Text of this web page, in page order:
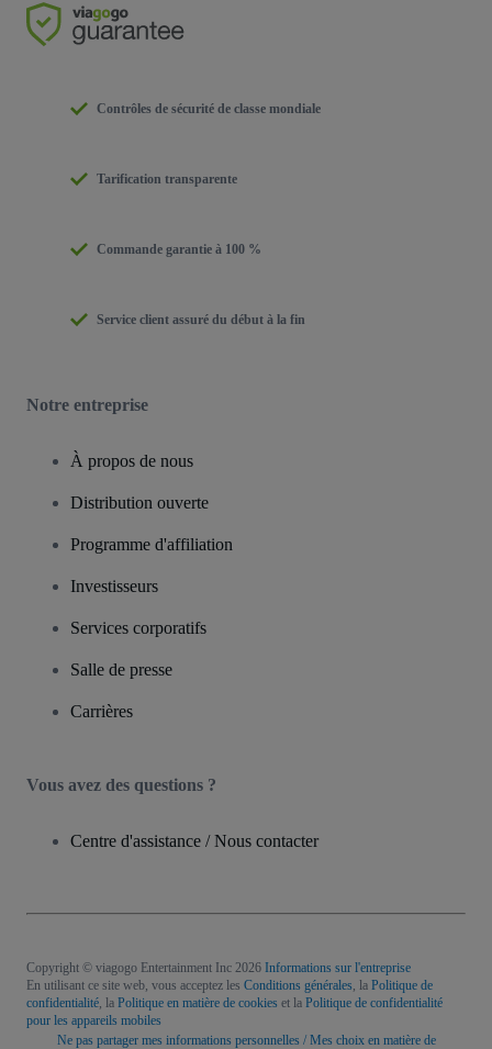
Contrôles de sécurité de classe mondiale
Tarification transparente
Commande garantie à 100 %
Service client assuré du début à la fin
Notre entreprise
À propos de nous
Distribution ouverte
Programme d'affiliation
Investisseurs
Services corporatifs
Salle de presse
Carrières
Vous avez des questions ?
Centre d'assistance / Nous contacter
Copyright © viagogo Entertainment Inc 2026 Informations sur l'entreprise
En utilisant ce site web, vous acceptez les Conditions générales , la Politique de
confidentialité , la Politique en matière de cookies et la Politique de confidentialité
pour les appareils mobiles
Ne pas partager mes informations personnelles / Mes choix en matière de